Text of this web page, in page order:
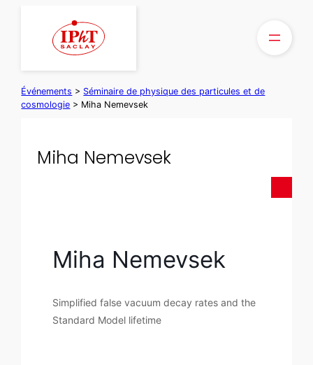
Événements > Séminaire de physique des particules et de
cosmologie > Miha Nemevsek
Miha Nemevsek
Miha Nemevsek
Simplified false vacuum decay rates and the
Standard Model lifetime